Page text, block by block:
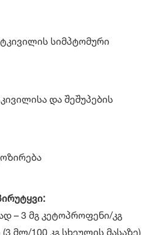
სიმპტომური
და შეშუპების
– 3 მგ კეტოპროფენი/კგ
მლ/100 კგ სხეულის მასაზე)